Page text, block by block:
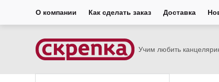
О компании Как сделать заказ Доставка
Учим любить